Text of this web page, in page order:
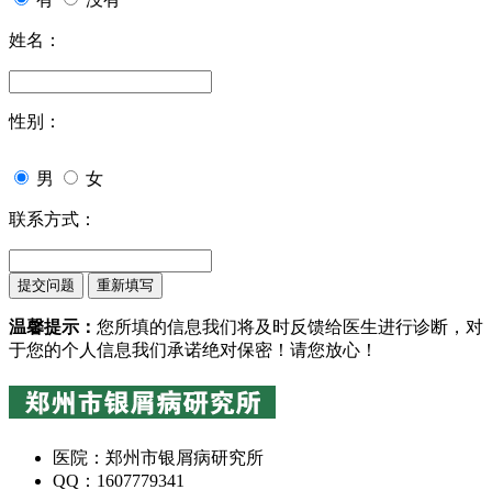
姓名：
性别：
男 女
联系方式：
温馨提示： 您所填的信息我们将及时反馈给医生进行诊断，对
于您的个人信息我们承诺绝对保密！请您放心！
医院：郑州市银屑病研究所
QQ：1607779341